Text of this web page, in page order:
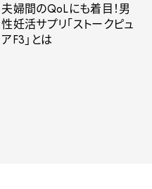
夫婦間のQoLにも着目！男
性妊活サプリ「ストークピュ
アF3」とは